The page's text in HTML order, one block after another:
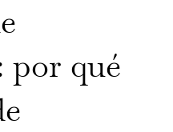
por qué